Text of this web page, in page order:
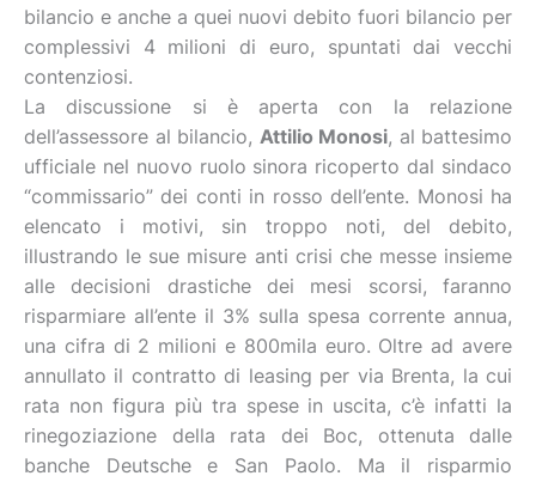
bilancio e anche a quei nuovi debito fuori bilancio per
complessivi 4 milioni di euro, spuntati dai vecchi
contenziosi.
La discussione si è aperta con la relazione
dell’assessore al bilancio, Attilio Monosi, al battesimo
ufficiale nel nuovo ruolo sinora ricoperto dal sindaco
“commissario” dei conti in rosso dell’ente. Monosi ha
elencato i motivi, sin troppo noti, del debito,
illustrando le sue misure anti crisi che messe insieme
alle decisioni drastiche dei mesi scorsi, faranno
risparmiare all’ente il 3% sulla spesa corrente annua,
una cifra di 2 milioni e 800mila euro. Oltre ad avere
annullato il contratto di leasing per via Brenta, la cui
rata non figura più tra spese in uscita, c’è infatti la
rinegoziazione della rata dei Boc, ottenuta dalle
banche Deutsche e San Paolo. Ma il risparmio